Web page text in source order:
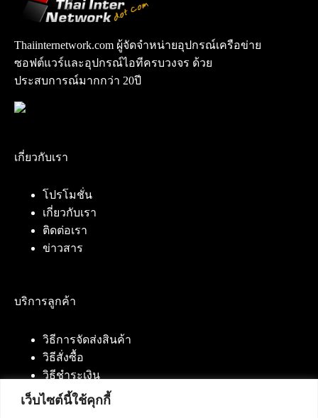
เว็บไซต์นี้ใช้คุกกี้
Thaiinternetwork.com ผู้จัดจำหน่ายอุปกรณ์เครือข่าย
ซอฟต์แวร์และอุปกรณ์ไอทีครบวงจร ด้วย
ประสบการณ์มากกว่า 20ปี
เกี่ยวกับเรา
โปรโมชั่น
เกี่ยวกับเรา
ติดต่อเรา
ข่าวสาร
บริการลูกค้า
วิธีการจัดส่งสินค้า
วิธีสั่งซื้อ
วิธีชำระเงิน